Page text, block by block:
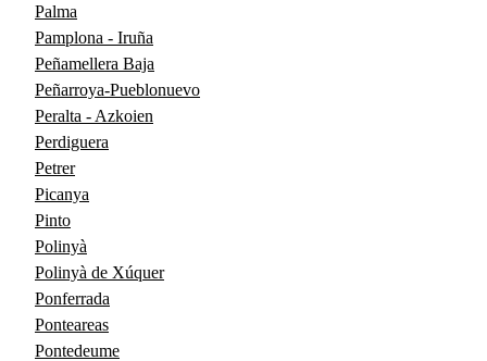
Palma
Pamplona - Iruña
Peñamellera Baja
Peñarroya-Pueblonuevo
Peralta - Azkoien
Perdiguera
Petrer
Picanya
Pinto
Polinyà
Polinyà de Xúquer
Ponferrada
Ponteareas
Pontedeume